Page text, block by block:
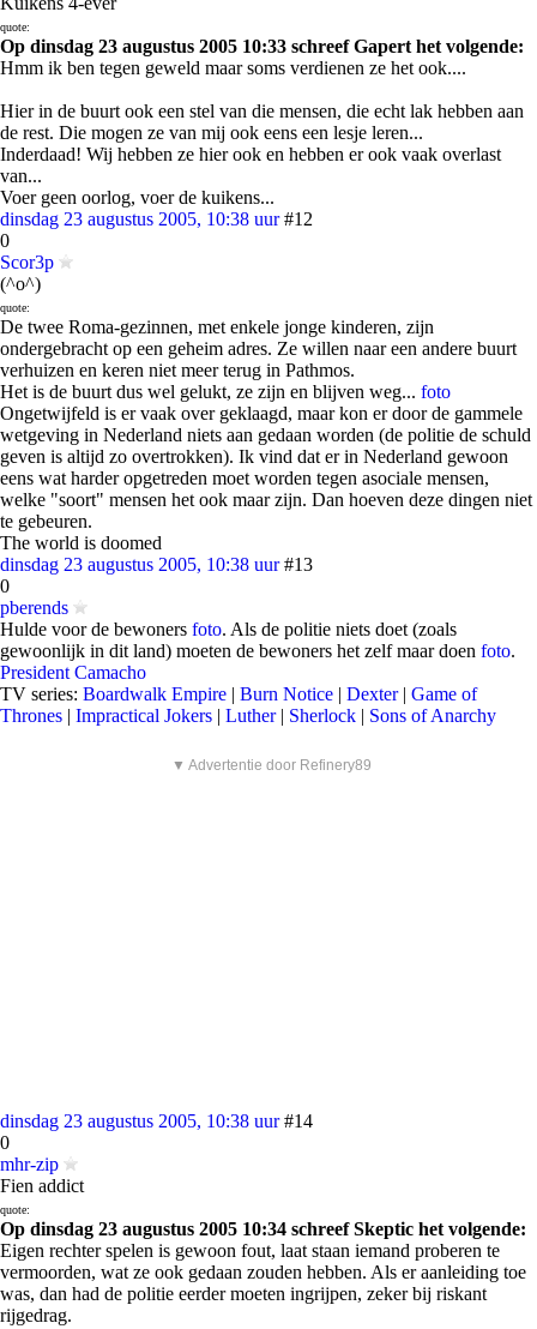
quote:
Op dinsdag 23 augustus 2005 10:33 schreef Gapert het volgende:
Hmm ik ben tegen geweld maar soms verdienen ze het ook....
Hier in de buurt ook een stel van die mensen, die echt lak hebben aan
de rest. Die mogen ze van mij ook eens een lesje leren...
Inderdaad! Wij hebben ze hier ook en hebben er ook vaak overlast
van...
Voer geen oorlog, voer de kuikens...
dinsdag 23 augustus 2005, 10:38 uur #12
0
Scor3p
(^o^)
quote:
De twee Roma-gezinnen, met enkele jonge kinderen, zijn
ondergebracht op een geheim adres. Ze willen naar een andere buurt
verhuizen en keren niet meer terug in Pathmos.
Het is de buurt dus wel gelukt, ze zijn en blijven weg... foto
Ongetwijfeld is er vaak over geklaagd, maar kon er door de gammele
wetgeving in Nederland niets aan gedaan worden (de politie de schuld
geven is altijd zo overtrokken). Ik vind dat er in Nederland gewoon
eens wat harder opgetreden moet worden tegen asociale mensen,
welke "soort" mensen het ook maar zijn. Dan hoeven deze dingen niet
te gebeuren.
The world is doomed
dinsdag 23 augustus 2005, 10:38 uur #13
0
pberends
Hulde voor de bewoners foto. Als de politie niets doet (zoals
gewoonlijk in dit land) moeten de bewoners het zelf maar doen foto.
President Camacho
TV series: Boardwalk Empire | Burn Notice | Dexter| Game of
Thrones | Impractical Jokers | Luther| Sherlock | Sons of Anarchy
▼ Advertentie door Refinery89
dinsdag 23 augustus 2005, 10:38 uur #14
0
mhr-zip
Fien addict
quote:
Op dinsdag 23 augustus 2005 10:34 schreef Skeptic het volgende:
Eigen rechter spelen is gewoon fout, laat staan iemand proberen te
vermoorden, wat ze ook gedaan zouden hebben. Als er aanleiding toe
was, dan had de politie eerder moeten ingrijpen, zeker bij riskant
rijgedrag.